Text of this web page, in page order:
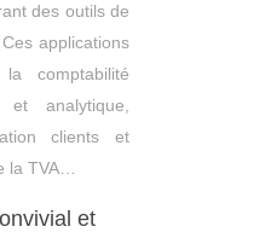
des outils de
applications
comptabilité
et analytique,
clients et
la TVA…
et